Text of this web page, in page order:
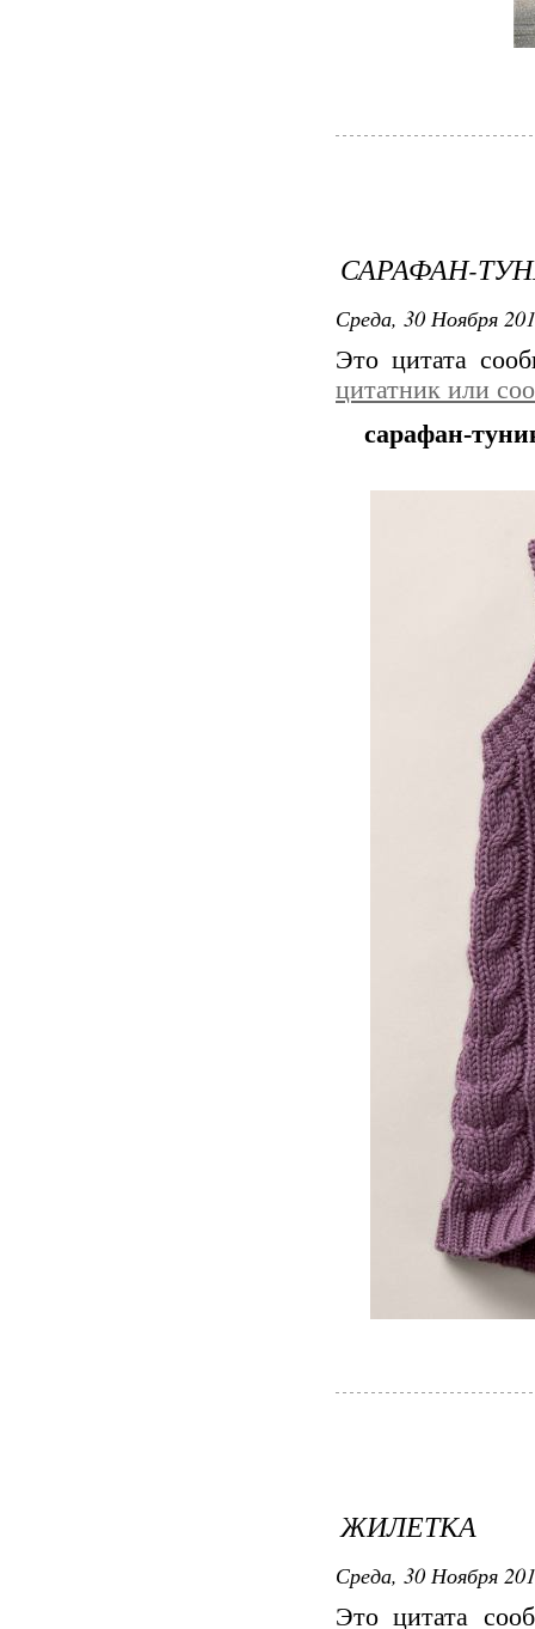
САРАФАН-
Среда, 30 Ноября
Это цитата
цитатник или
сарафан-
ЖИЛЕТКА
Среда, 30 Ноября
Это цитата